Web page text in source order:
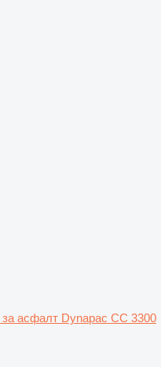
за асфалт Dynapac CC 3300